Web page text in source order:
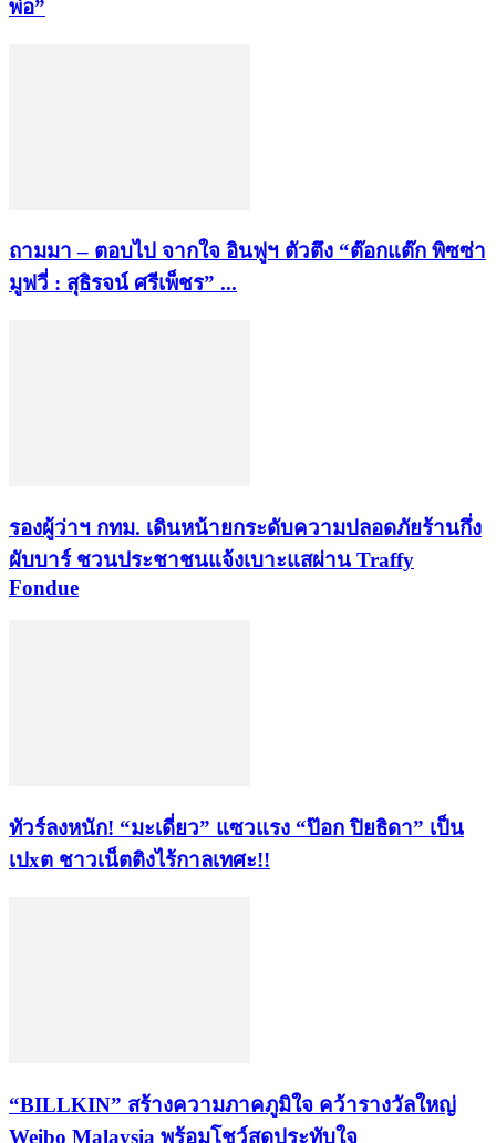
พ่อ”
ถามมา – ตอบไป จากใจ อินฟูฯ ตัวตึง “ต๊อกแต๊ก พิซซ่า
มูฟวี่ : สุธิรจน์ ศรีเพ็ชร” ...
รองผู้ว่าฯ กทม. เดินหน้ายกระดับความปลอดภัยร้านกึ่ง
ผับบาร์ ชวนประชาชนแจ้งเบาะแสผ่าน Traffy
Fondue
ทัวร์ลงหนัก! “มะเดี่ยว” แซวแรง “ป๊อก ปิยธิดา” เป็น
เปxต ชาวเน็ตติงไร้กาลเทศะ!!
“BILLKIN” สร้างความภาคภูมิใจ คว้ารางวัลใหญ่
Weibo Malaysia พร้อมโชว์สุดประทับใจ